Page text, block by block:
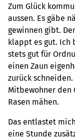
Zum Glück
aussen. Es gäbe
gewinnen gibt.
klappt es gut. Ich
stets gut für
einen Zaun
zurück
Mitbewohner den
Rasen mähen.
Das entlastet
eine Stunde